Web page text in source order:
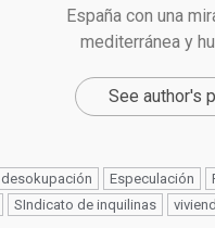
España con una
mediterránea y
See author's
desokupación Especulación
SIndicato de inquilinas